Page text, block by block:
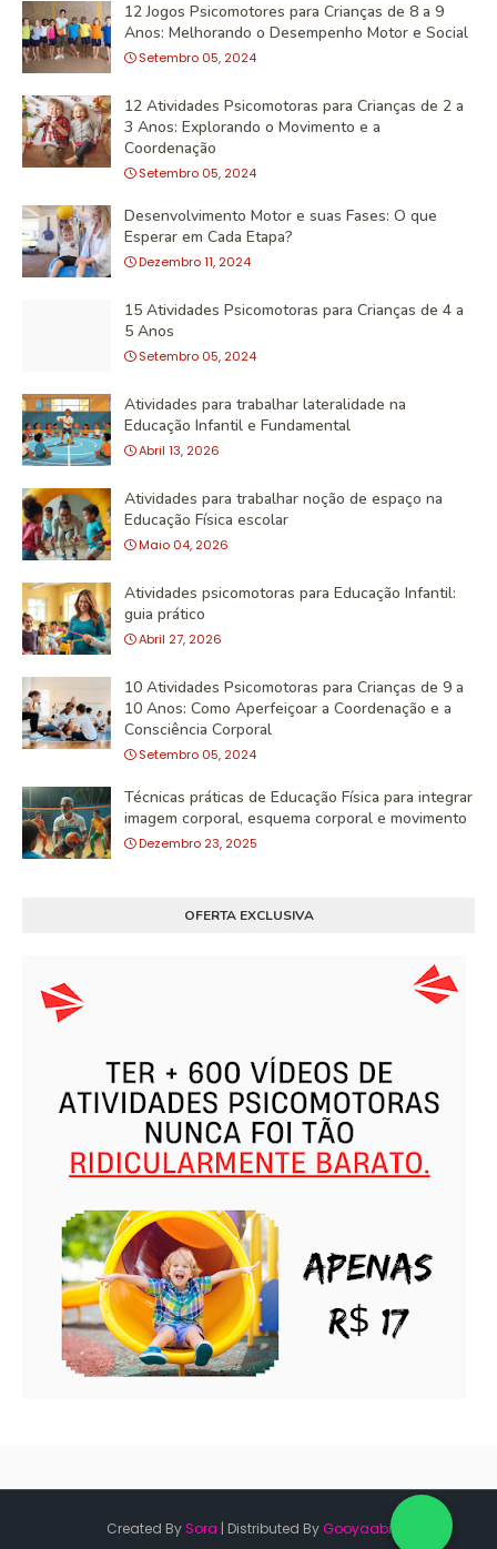
12 Jogos Psicomotores para Crianças de 8 a 9
Anos: Melhorando o Desempenho Motor e Social
Setembro 05, 2024
12 Atividades Psicomotoras para Crianças de 2 a
3 Anos: Explorando o Movimento e a
Coordenação
Setembro 05, 2024
Desenvolvimento Motor e suas Fases: O que
Esperar em Cada Etapa?
Dezembro 11, 2024
15 Atividades Psicomotoras para Crianças de 4 a
5 Anos
Setembro 05, 2024
Atividades para trabalhar lateralidade na
Educação Infantil e Fundamental
Abril 13, 2026
Atividades para trabalhar noção de espaço na
Educação Física escolar
Maio 04, 2026
Atividades psicomotoras para Educação Infantil:
guia prático
Abril 27, 2026
10 Atividades Psicomotoras para Crianças de 9 a
10 Anos: Como Aperfeiçoar a Coordenação e a
Consciência Corporal
Setembro 05, 2024
Técnicas práticas de Educação Física para integrar
imagem corporal, esquema corporal e movimento
Dezembro 23, 2025
OFERTA EXCLUSIVA
Created By Sora | Distributed ByGooyaabi